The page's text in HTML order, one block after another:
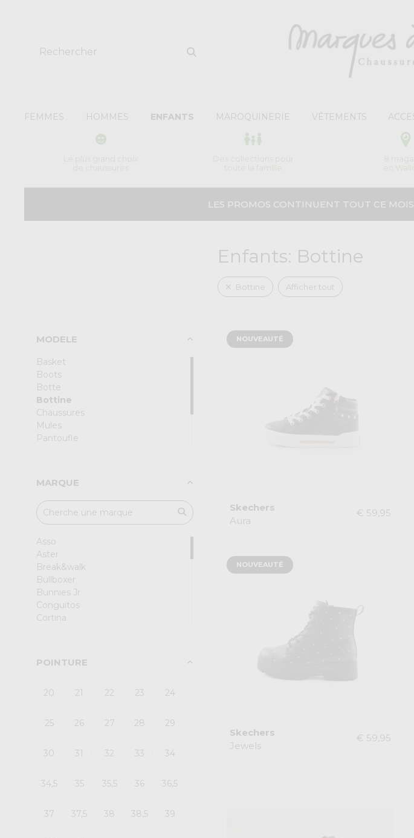
FEMMES HOMMES ENFANTS MAROQUINERIE VÊTEMENTS
Le plus grand choix
de chaussures
Des collections pour
toute la famille
8
en
LES PROMOS CONTINUENT TOUT CE
Enfants: Bottine
Bottine Afficher tout
MODELE
Basket
Boots
Botte
Bottine
Chaussures
Mules
Pantoufle
Ch
MARQUE
Asso
Aster
Break&walk
Bullboxer
Bunnies Jr
Conguitos
Cortina
Innocent
Jeep
Little David
Nero Giardini
Primigi
S.oliver
POINTURE
20 21 22 23 24
25 26 27 28 29
30 31 32 33 34
34,5 35 35,5 36 36,5
37 37,5 38 38,5 39
NOUVEAUTÉ
Skechers
Aura
€ 59,95
NOUVEAUTÉ
Skechers
Jewels
€ 59,95